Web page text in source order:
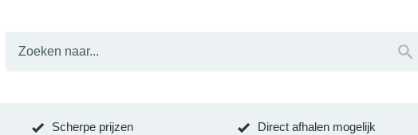
Scherpe prijzen Direct afhalen mogelijk